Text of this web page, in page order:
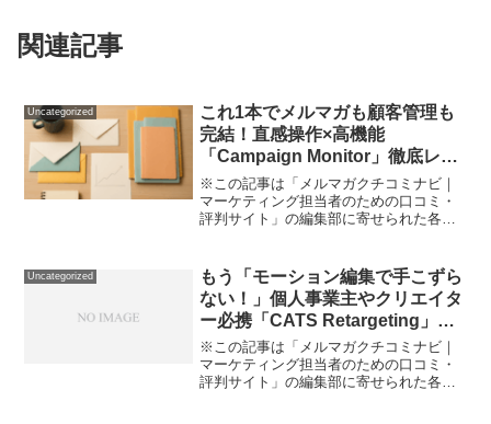
関連記事
Uncategorized
これ1本でメルマガも顧客管理も
完結！直感操作×高機能
「Campaign Monitor」徹底レビ
ュー
※この記事は「メルマガクチコミナビ｜
マーケティング担当者のための口コミ・
評判サイト」の編集部に寄せられた各商
か分からない」「新規顧客との接点を増
やしたいけど、メルマガ運...
Uncategorized
もう「モーション編集で手こずら
ない！」個人事業主やクリエイタ
ー必携「CATS Retargeting」を
徹底解説
※この記事は「メルマガクチコミナビ｜
マーケティング担当者のための口コミ・
評判サイト」の編集部に寄せられた各商